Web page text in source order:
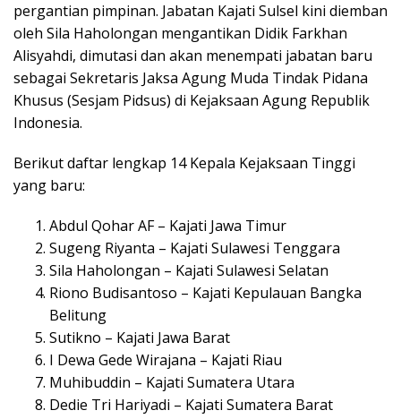
pergantian pimpinan. Jabatan Kajati Sulsel kini diemban
oleh Sila Haholongan mengantikan Didik Farkhan
Alisyahdi, dimutasi dan akan menempati jabatan baru
sebagai Sekretaris Jaksa Agung Muda Tindak Pidana
Khusus (Sesjam Pidsus) di Kejaksaan Agung Republik
Indonesia.
Berikut daftar lengkap 14 Kepala Kejaksaan Tinggi
yang baru:
Abdul Qohar AF – Kajati Jawa Timur
Sugeng Riyanta – Kajati Sulawesi Tenggara
Sila Haholongan – Kajati Sulawesi Selatan
Riono Budisantoso – Kajati Kepulauan Bangka
Belitung
Sutikno – Kajati Jawa Barat
I Dewa Gede Wirajana – Kajati Riau
Muhibuddin – Kajati Sumatera Utara
Dedie Tri Hariyadi – Kajati Sumatera Barat